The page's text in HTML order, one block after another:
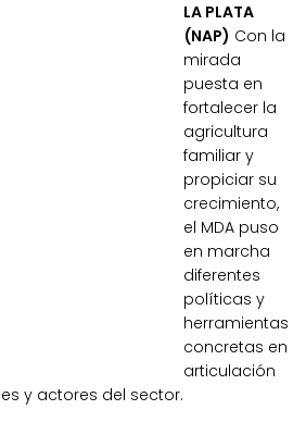
LA PLATA
(NAP) Con la
mirada
puesta en
fortalecer la
agricultura
familiar y
propiciar su
crecimiento,
el MDA puso
en marcha
diferentes
políticas y
herramientas
concretas en
articulación
y actores del sector.